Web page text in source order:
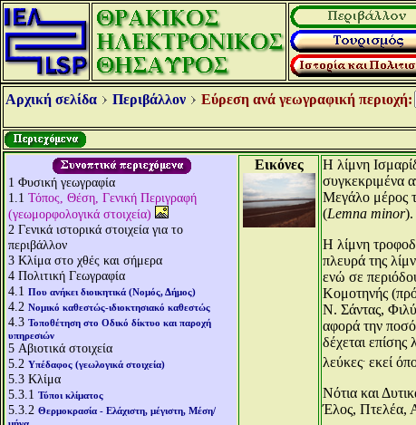
Αρχική σελίδα Περιβάλλον Εύρεση ανά γεωγραφική περιοχή:
1 Φυσική γεωγραφία
1.1 Τόπος, Θέση, Γενική Περιγραφή
(γεωμορφολογικά στοιχεία)
2 Γενικά ιστορικά στοιχεία για το
περιβάλλον
3 Κλίμα στο χθές και σήμερα
4 Πολιτική Γεωγραφία
4.1 Που ανήκει διοικητικά (Νομός, Δήμος)
4.2 Νομικό καθεστώς-ιδιοκτησιακό καθεστώς
4.3 Τοποθέτηση στο Οδικό δίκτυο και παροχή
υπηρεσιών
5 Αβιοτικά στοιχεία
5.2 Υπέδαφος (γεωλογικά στοιχεία)
5.3 Κλίμα
5.3.1 Τύποι κλίματος
5.3.2 Θερμοκρασία - Ελάχιστη, μέγιστη, Μέση/
Εικόνες
Η λίμνη
συγκεκριμένα
Μεγάλο μέρος
(Lemna minor).
Η λίμνη
πλευρά της
ενώ σε
Κομοτηνής
Ν. Σάντας,
αφορά την
δέχεται
λεύκες. εκεί
Νότια και
Έλος, Πτελέα,